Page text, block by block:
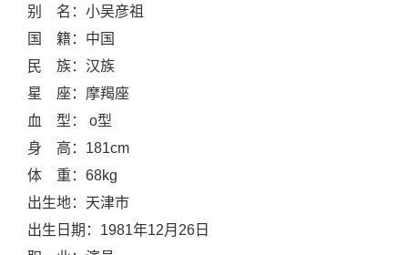
别 名：小吴彦祖
国 籍：中国
民 族：汉族
星 座：摩羯座
血 型： o型
身 高：181cm
体 重：68kg
出生地：天津市
出生日期：1981年12月26日